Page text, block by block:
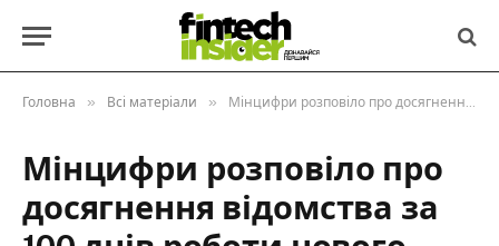
Головна » Всі матеріали » Мінцифри розповіло про досягнення відомства за 100 днів роботи нового Уряду
Мінцифри розповіло про
досягнення відомства за